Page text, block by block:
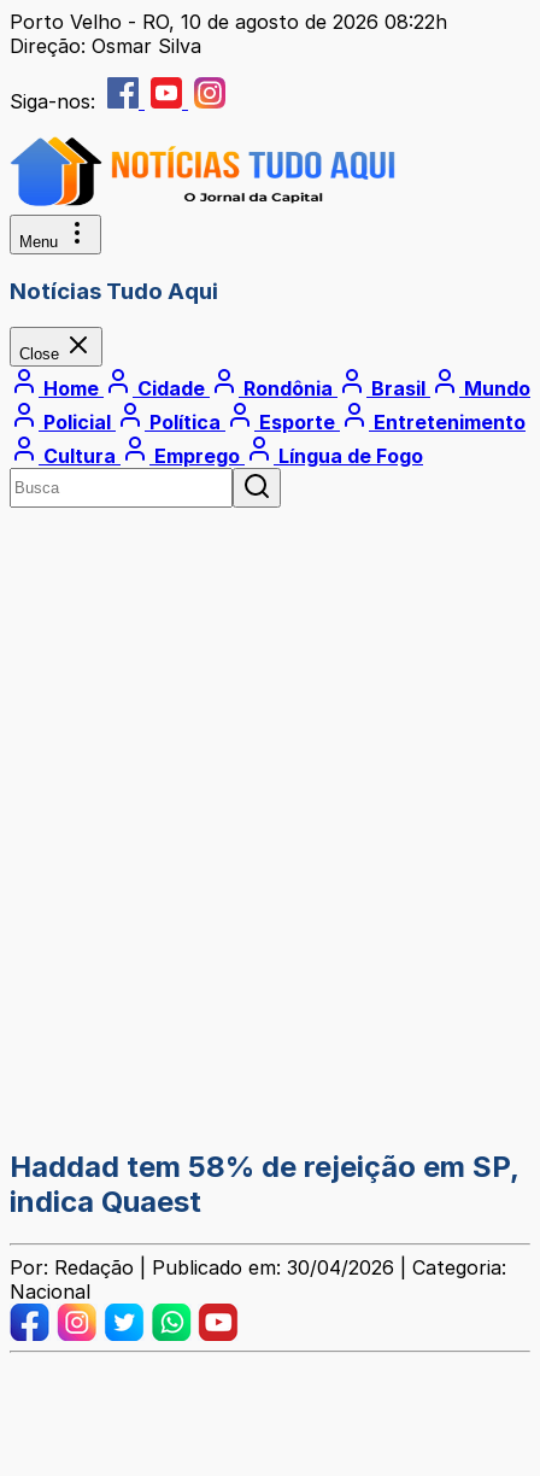
Porto Velho - RO, 10 de agosto de 2026 08:22h
Direção: Osmar Silva
Siga-nos:
Menu
Notícias Tudo Aqui
Close
Home Cidade Rondônia Brasil
Mundo
Policial
Política Esporte
Entretenimento
Cultura
Emprego Língua de Fogo
Haddad tem 58% de rejeição em SP,
indica Quaest
Por: Redação | Publicado em: 30/04/2026 | Categoria:
Nacional